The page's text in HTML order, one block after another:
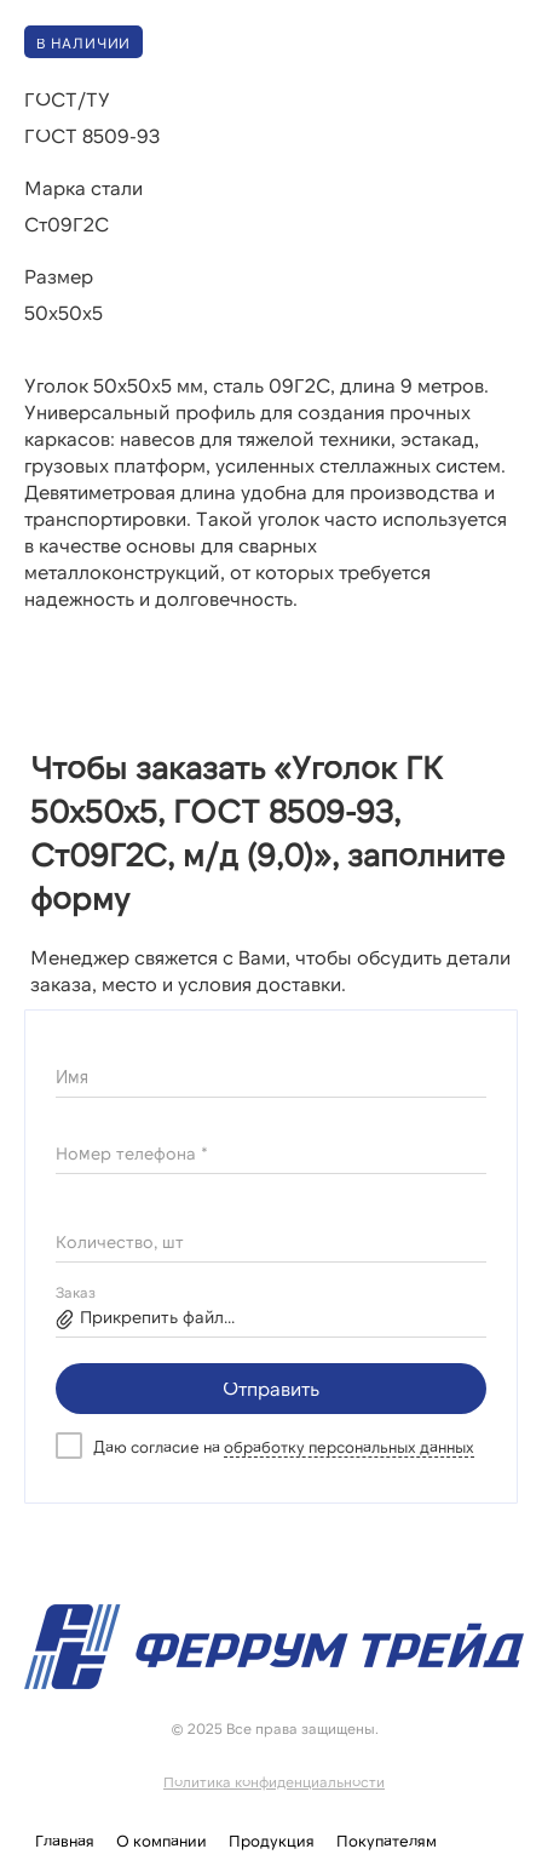
В НАЛИЧИИ
ГОСТ/ТУ
ГОСТ 8509-93
Марка стали
Ст09Г2С
Размер
50х50х5
Уголок 50х50х5 мм, сталь 09Г2С, длина 9 метров.
Универсальный профиль для создания прочных
каркасов: навесов для тяжелой техники, эстакад,
грузовых платформ, усиленных стеллажных систем.
Девятиметровая длина удобна для производства и
транспортировки. Такой уголок часто используется
в качестве основы для сварных
металлоконструкций, от которых требуется
надежность и долговечность.
Чтобы заказать «Уголок ГК
50х50х5, ГОСТ 8509-93,
Ст09Г2С, м/д (9,0)», заполните
форму
Менеджер свяжется с Вами, чтобы обсудить детали
заказа, место и условия доставки.
Имя
Номер телефона *
Количество, шт
Заказ
Прикрепить файл...
Отправить
Даю согласие на обработку персональных данных
© 2025 Все права защищены.
Политика конфиденциальности
Главная О компании Продукция Покупателям